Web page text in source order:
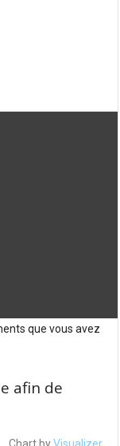
que vous avez
afin de
Chart byVisualizer